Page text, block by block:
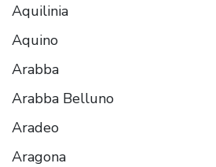
Aquilinia
Aquino
Arabba
Arabba Belluno
Aradeo
Aragona